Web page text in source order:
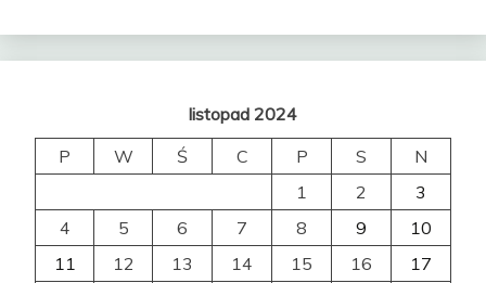
listopad 2024
P
W Ś C P S
N
1
2
3
4
5 6 7 8 9
10
11
12 13 14 15 16 17